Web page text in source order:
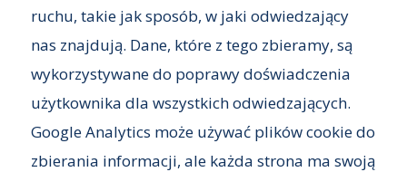
ruchu, takie jak sposób, w jaki odwiedzający
nas znajdują. Dane, które z tego zbieramy, są
wykorzystywane do poprawy doświadczenia
użytkownika dla wszystkich odwiedzających.
Google Analytics może używać plików cookie do
zbierania informacji, ale każda strona ma swoją